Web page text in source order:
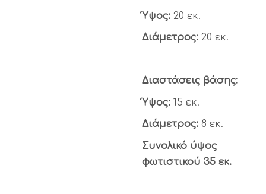
Ύψος: 20 εκ.
Διάμετρος: 20 εκ.
Διαστάσεις βάσης:
Ύψος: 15 εκ.
Διάμετρος: 8 εκ.
Συνολικό ύψος
φωτιστικού 35 εκ.